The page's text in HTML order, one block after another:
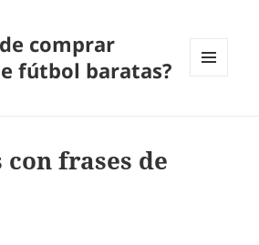
comprar
fútbol baratas?
frases de